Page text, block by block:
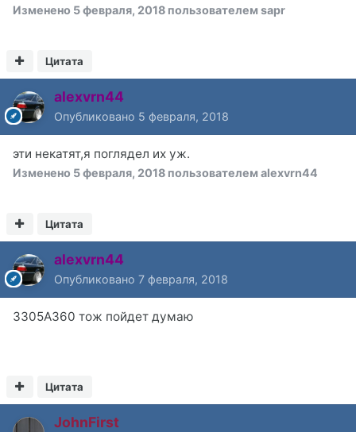
Изменено 5 февраля, 2018 пользователем sapr
Цитата
alexvrn44
Опубликовано 5 февраля, 2018
эти некатят,я поглядел их уж.
Изменено 5 февраля, 2018 пользователем alexvrn44
Цитата
alexvrn44
Опубликовано 7 февраля, 2018
3305A360 тож пойдет думаю
Цитата
JohnFirst